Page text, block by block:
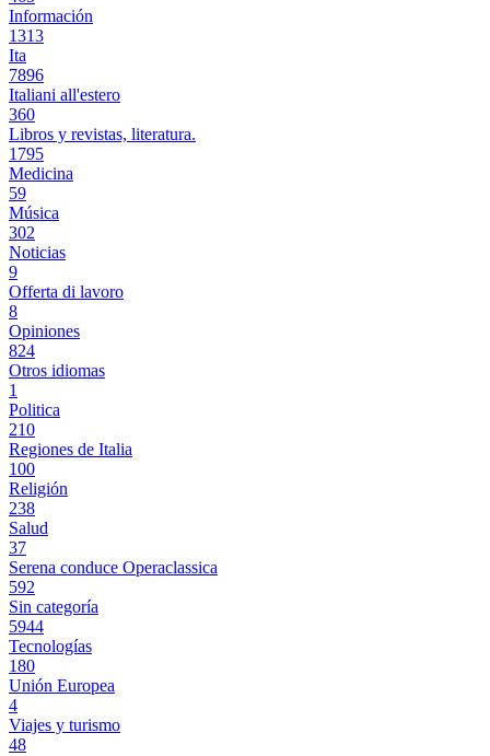
Información
1313
Ita
7896
Italiani all'estero
360
Libros y revistas, literatura.
1795
Medicina
59
Música
302
Noticias
9
Offerta di lavoro
8
Opiniones
824
Otros idiomas
1
Politica
210
Regiones de Italia
100
Religión
238
Salud
37
Serena conduce Operaclassica
592
Sin categoría
5944
Tecnologías
180
Unión Europea
4
Viajes y turismo
48